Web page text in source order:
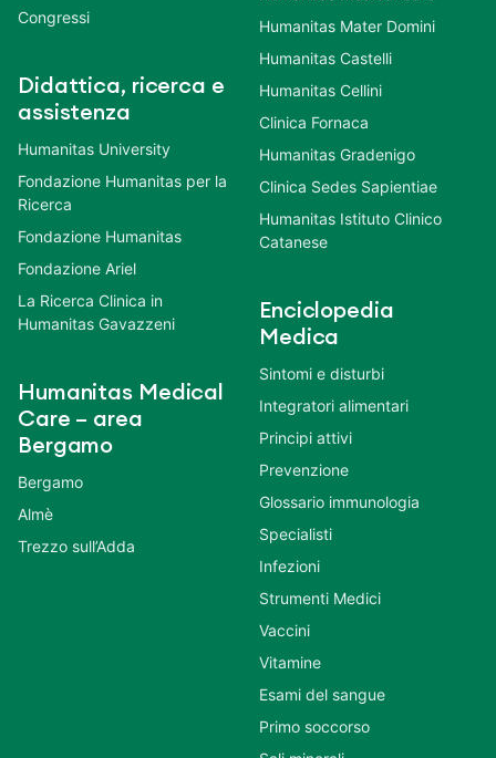
Congressi
Didattica, ricerca e
assistenza
Humanitas University
Fondazione Humanitas per la
Ricerca
Fondazione Humanitas
Fondazione Ariel
La Ricerca Clinica in
Humanitas Gavazzeni
Humanitas Medical
Care – area
Bergamo
Bergamo
Almè
Trezzo sull’Adda
Humanitas Mater Domini
Humanitas Castelli
Humanitas Cellini
Clinica Fornaca
Humanitas Gradenigo
Clinica Sedes Sapientiae
Humanitas Istituto Clinico
Catanese
Enciclopedia
Medica
Sintomi e disturbi
Integratori alimentari
Principi attivi
Prevenzione
Glossario immunologia
Specialisti
Infezioni
Strumenti Medici
Vaccini
Vitamine
Esami del sangue
Primo soccorso